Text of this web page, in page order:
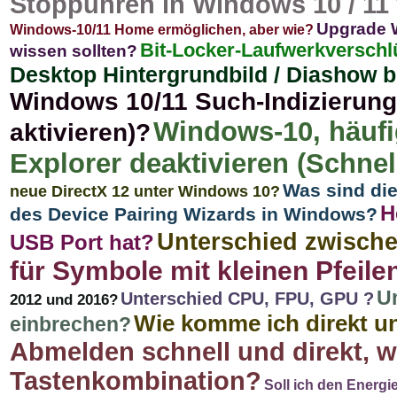
Windows-10/11 Home ermöglichen, aber wie? Upgrade
wissen sollten? Bit-Locker-
Desktop Hintergrundbild / Diashow
Windows 10/11 Such-
aktivieren)?Windows-10,
Explorer deaktivieren
neue DirectX 12 unter Windows 10? Was sind
des Device Pairing Wizards in Windows?
USB Port hat?Unterschied
für Symbole mit kleinen
2012 und 2016? Unterschied CPU, FPU, GPU ?
einbrechen?Wie komme ich direkt
Abmelden schnell und direkt,
Tastenkombination? Soll ich den